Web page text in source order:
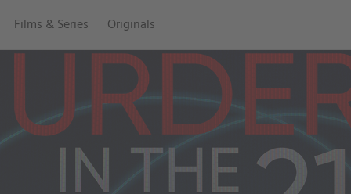
Films & Series Originals